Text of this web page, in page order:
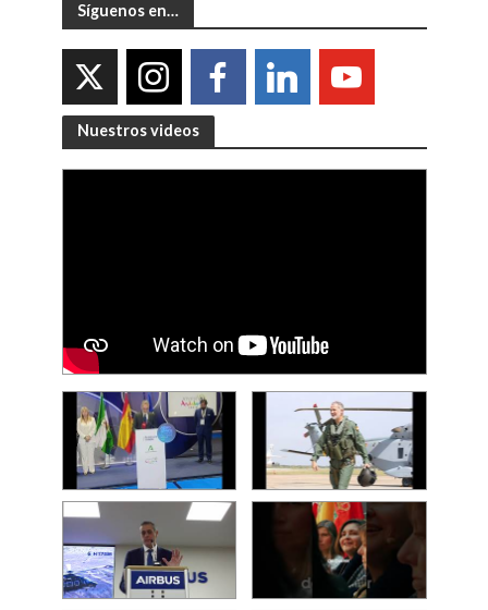
Síguenos en…
Nuestros videos